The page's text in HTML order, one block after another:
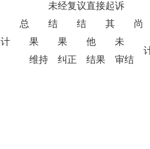
总
计
未经复议直接起诉
结
果
维持
结
果
纠正
其
他
结果
尚
未
审结